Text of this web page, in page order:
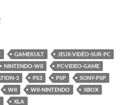
GAMEKULT
JEUX-VIDÉO-SUR-PC
NINTENDO-WII
PC-VIDEO-GAME
3 PS3 PSP
SONY-PSP
WII WII-NINTENDO
XBOX
XLA